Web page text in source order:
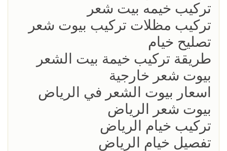
تركيب خيمه بيت شعر
تركيب مظلات تركيب بيوت شعر
تصليح خيام
طريقة تركيب خيمة بيت الشعر
بيوت شعر خارجية
اسعار بيوت الشعر في الرياض
بيوت شعر الرياض
تركيب خيام الرياض
تفصيل خيام الرياض